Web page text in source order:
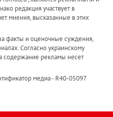
редакция участвует в
мнения, высказанные в этих
факты и оценочные суждения,
Согласно украинскому
содержание рекламы несет
медиа - R40-05097